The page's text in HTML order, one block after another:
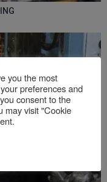
you the most
preferences and
consent to the
may visit "Cookie